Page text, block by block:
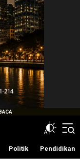
Politik Pendidikan